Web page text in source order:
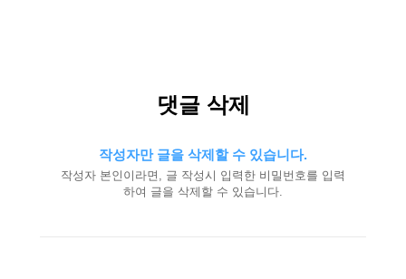
댓글 삭제
작성자만 글을 삭제할 수 있습니다.
작성자 본인이라면, 글 작성시 입력한 비밀번호를 입력
하여 글을 삭제할 수 있습니다.